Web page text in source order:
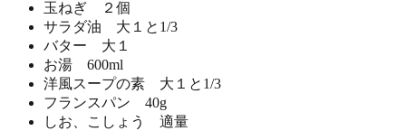
玉ねぎ ２個
サラダ油 大１と1/3
バター 大１
お湯 600ml
洋風スープの素 大１と1/3
フランスパン 40g
しお、こしょう 適量